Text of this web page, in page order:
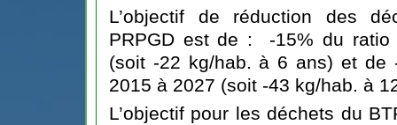
L’objectif de réduction des
PRPGD est de : -15% du ratio
(soit -22 kg/hab. à 6 ans) et de
2015 à 2027 (soit -43 kg/hab. à
L’objectif pour les déchets du